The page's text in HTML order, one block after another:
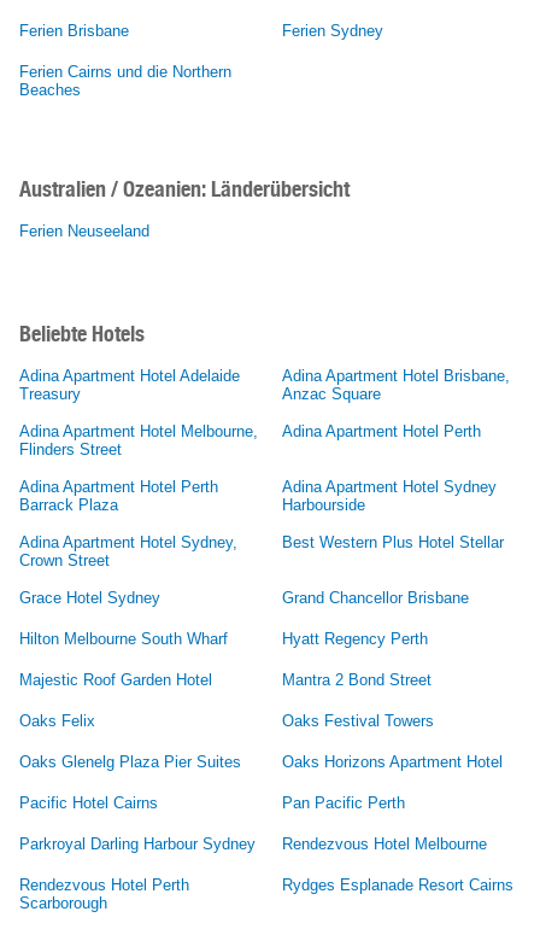
Ferien Brisbane Ferien Sydney
Ferien Cairns und die Northern
Beaches
Australien / Ozeanien: Länderübersicht
Ferien Neuseeland
Beliebte Hotels
Adina Apartment Hotel Adelaide
Treasury
Adina Apartment Hotel Brisbane,
Anzac Square
Adina Apartment Hotel Melbourne,
Flinders Street
Adina Apartment Hotel Perth
Adina Apartment Hotel Perth
Barrack Plaza
Adina Apartment Hotel Sydney
Harbourside
Adina Apartment Hotel Sydney,
Crown Street
Best Western Plus Hotel Stellar
Grace Hotel Sydney Grand Chancellor Brisbane
Hilton Melbourne South Wharf Hyatt Regency Perth
Majestic Roof Garden Hotel Mantra 2 Bond Street
Oaks Felix Oaks Festival Towers
Oaks Glenelg Plaza Pier Suites Oaks Horizons Apartment Hotel
Pacific Hotel Cairns Pan Pacific Perth
Parkroyal Darling Harbour Sydney Rendezvous Hotel Melbourne
Rendezvous Hotel Perth
Scarborough
Rydges Esplanade Resort Cairns